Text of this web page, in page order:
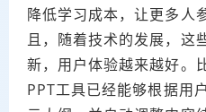
降低学习成本，让更多人
且，随着技术的发展，这
新，用户体验越来越好。
PPT工具已经能够根据用